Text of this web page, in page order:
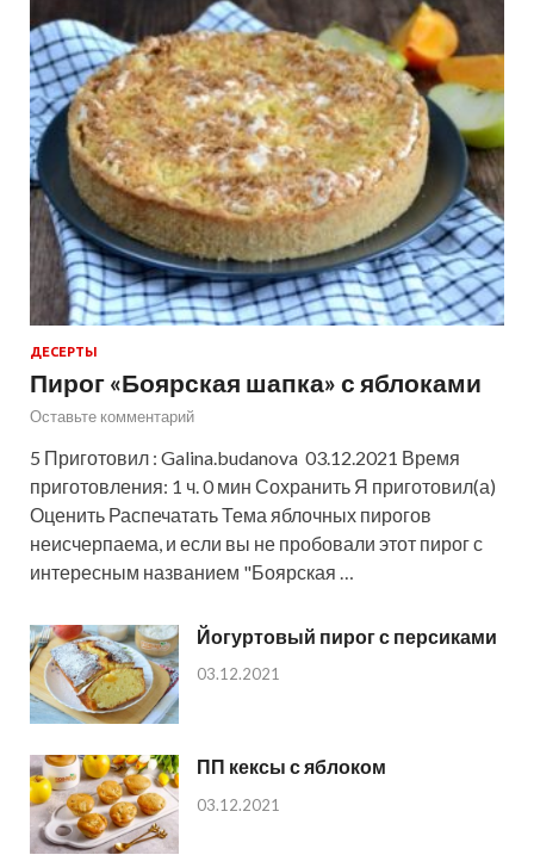
ДЕСЕРТЫ
Пирог «Боярская шапка» с яблоками
Оставьте комментарий
5 Приготовил : Galina.budanova 03.12.2021 Время
приготовления: 1 ч. 0 мин Сохранить Я приготовил(а)
Оценить Распечатать Тема яблочных пирогов
неисчерпаема, и если вы не пробовали этот пирог с
интересным названием "Боярская …
Йогуртовый пирог с персиками
03.12.2021
ПП кексы с яблоком
03.12.2021